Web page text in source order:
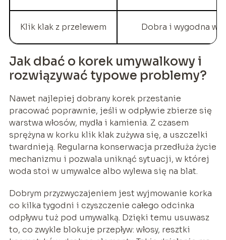
Klik klak z przelewem Dobra i wygodna w
Jak dbać o korek umywalkowy i
rozwiązywać typowe problemy?
Nawet najlepiej dobrany korek przestanie
pracować poprawnie, jeśli w odpływie zbierze się
warstwa włosów, mydła i kamienia. Z czasem
sprężyna w korku klik klak zużywa się, a uszczelki
twardnieją. Regularna konserwacja przedłuża życie
mechanizmu i pozwala uniknąć sytuacji, w której
woda stoi w umywalce albo wylewa się na blat.
Dobrym przyzwyczajeniem jest wyjmowanie korka
co kilka tygodni i czyszczenie całego odcinka
odpływu tuż pod umywalką. Dzięki temu usuwasz
to, co zwykle blokuje przepływ: włosy, resztki